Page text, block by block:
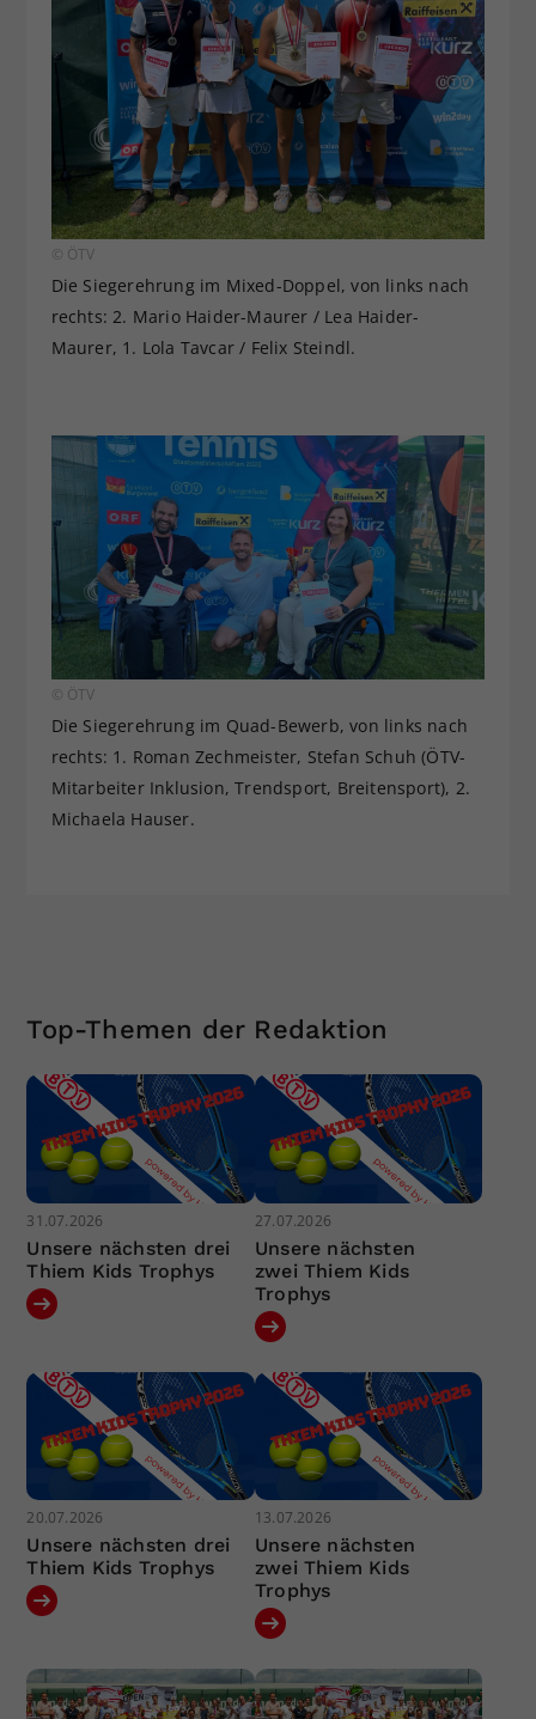
© ÖTV
Die Siegerehrung im Mixed-Doppel, von links nach
rechts: 2. Mario Haider-Maurer / Lea Haider-
Maurer, 1. Lola Tavcar / Felix Steindl.
© ÖTV
Die Siegerehrung im Quad-Bewerb, von links nach
rechts: 1. Roman Zechmeister, Stefan Schuh (ÖTV-
Mitarbeiter Inklusion, Trendsport, Breitensport), 2.
Michaela Hauser.
Top-Themen der Redaktion
31.07.2026
Unsere nächsten drei
Thiem Kids Trophys
27.07.2026
Unsere nächsten
zwei Thiem Kids
Trophys
20.07.2026
Unsere nächsten drei
Thiem Kids Trophys
13.07.2026
Unsere nächsten
zwei Thiem Kids
Trophys